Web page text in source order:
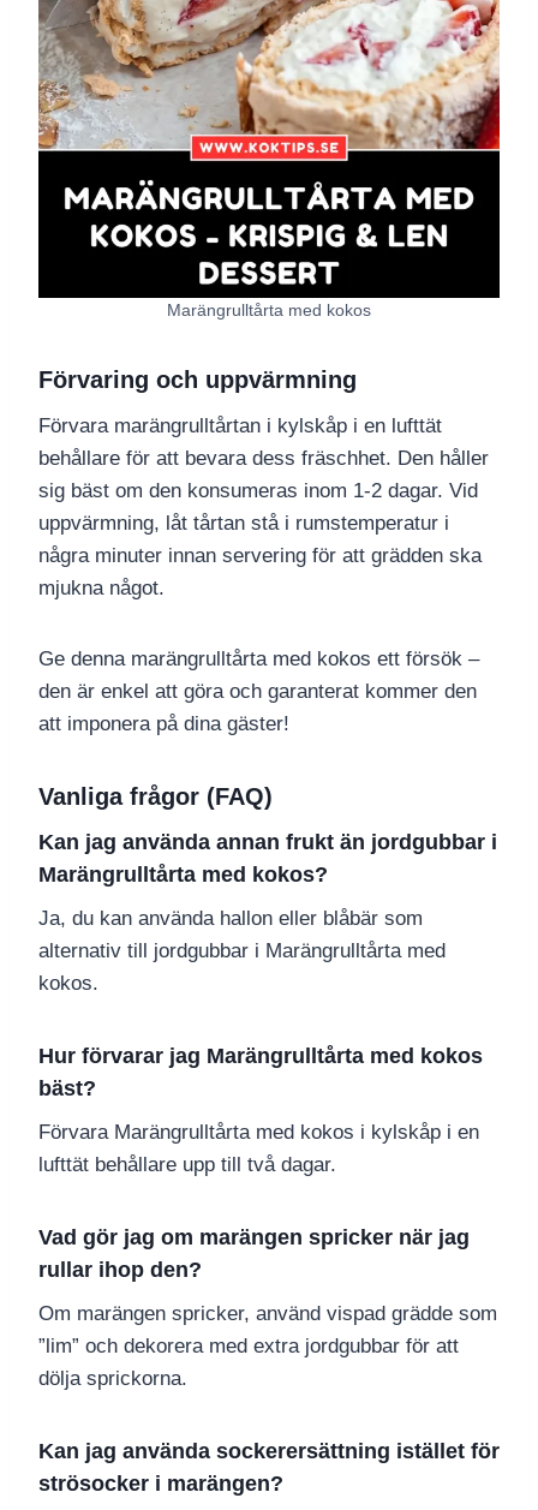
Marängrulltårta med kokos
Förvaring och uppvärmning
Förvara marängrulltårtan i kylskåp i en lufttät
behållare för att bevara dess fräschhet. Den håller
sig bäst om den konsumeras inom 1-2 dagar. Vid
uppvärmning, låt tårtan stå i rumstemperatur i
några minuter innan servering för att grädden ska
mjukna något.
Ge denna marängrulltårta med kokos ett försök –
den är enkel att göra och garanterat kommer den
att imponera på dina gäster!
Vanliga frågor (FAQ)
Kan jag använda annan frukt än jordgubbar i
Marängrulltårta med kokos?
Ja, du kan använda hallon eller blåbär som
alternativ till jordgubbar i Marängrulltårta med
kokos.
Hur förvarar jag Marängrulltårta med kokos
bäst?
Förvara Marängrulltårta med kokos i kylskåp i en
lufttät behållare upp till två dagar.
Vad gör jag om marängen spricker när jag
rullar ihop den?
Om marängen spricker, använd vispad grädde som
”lim” och dekorera med extra jordgubbar för att
dölja sprickorna.
Kan jag använda sockerersättning istället för
strösocker i marängen?